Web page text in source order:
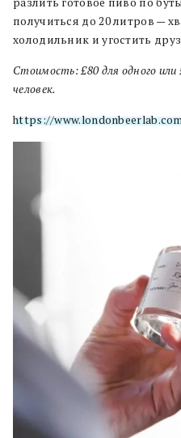
получиться до 20 литров —
холодильник и угостить
Стоимость: £80 для одного
человек.
https://